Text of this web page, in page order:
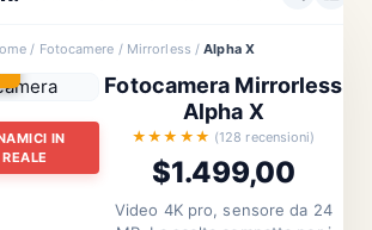
/ Fotocamere / Mirrorless /Alpha X
IN
Fotocamera Mirrorless
Alpha X
★★★★★ (128 recensioni)
$1.499,00
Video 4K pro, sensore da 24
dell'AI: le
Personalizzazione
Raccomandati per
te
sanità